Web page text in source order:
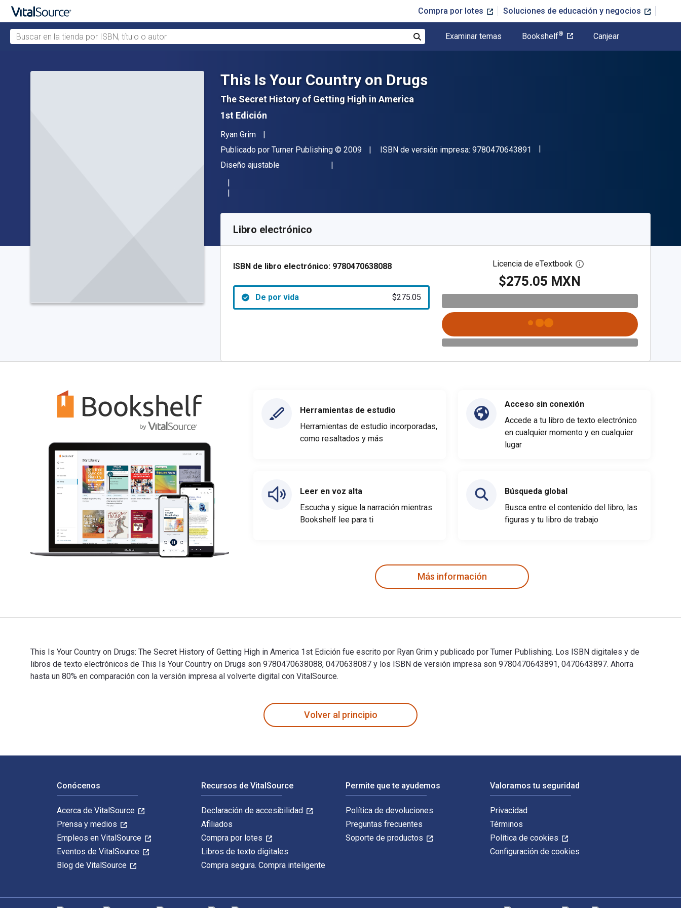
Compra por lotes Soluciones de educación y negocios
Buscar en la tienda por ISBN, título o autor
Examinar temas Bookshelf® Canjear
This Is Your Country on Drugs
The Secret History of Getting High in America
1st Edición
Autor(es)
Ryan Grim
Editor
Publicado por Turner Publishing Copyright
© 2009 ISBN de versión impresa: 9780470643891 "ISBN-13 9780470643891"
Formato
Diseño ajustable
SKU:
Libro electrónico
ISBN de libro electrónico: 9780470638088
De por vida $275.05
Licencia de eTextbook Abre el cuadro de diálogo
$275.05 MXN
Herramientas de estudio
Herramientas de estudio incorporadas,
como resaltados y más
Leer en voz alta
Escucha y sigue la narración mientras
Bookshelf lee para ti
Acceso sin conexión
Accede a tu libro de texto electrónico
en cualquier momento y en cualquier
lugar
Búsqueda global
Busca entre el contenido del libro, las
figuras y tu libro de trabajo
Más información
This Is Your Country on Drugs: The Secret History of Getting High in America 1st Edición fue escrito por Ryan Grim y publicado por Turner Publishing. Los ISBN digitales y de
libros de texto electrónicos de This Is Your Country on Drugs son 9780470638088, 0470638087 y los ISBN de versión impresa son 9780470643891, 0470643897. Ahorra
hasta un 80% en comparación con la versión impresa al volverte digital con VitalSource.
Volver al principio
Conócenos
Acerca de VitalSource
Prensa y medios
Empleos en VitalSource
Eventos de VitalSource
Blog de VitalSource
Recursos de VitalSource
Declaración de accesibilidad
Afiliados
Compra por lotes
Libros de texto digitales
Compra segura. Compra inteligente
Permite que te ayudemos
Política de devoluciones
Preguntas frecuentes
Soporte de productos
Valoramos tu seguridad
Privacidad
Términos
Política de cookies
Configuración de cookies